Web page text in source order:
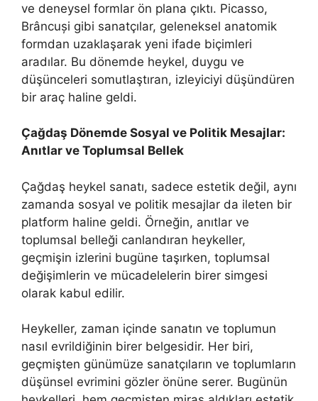
ve deneysel formlar ön plana çıktı. Picasso,
Brâncuși gibi sanatçılar, geleneksel anatomik
formdan uzaklaşarak yeni ifade biçimleri
aradılar. Bu dönemde heykel, duygu ve
düşünceleri somutlaştıran, izleyiciyi düşündüren
bir araç haline geldi.
Çağdaş Dönemde Sosyal ve Politik Mesajlar:
Anıtlar ve Toplumsal Bellek
Çağdaş heykel sanatı, sadece estetik değil, aynı
zamanda sosyal ve politik mesajlar da ileten bir
platform haline geldi. Örneğin, anıtlar ve
toplumsal belleği canlandıran heykeller,
geçmişin izlerini bugüne taşırken, toplumsal
değişimlerin ve mücadelelerin birer simgesi
olarak kabul edilir.
Heykeller, zaman içinde sanatın ve toplumun
nasıl evrildiğinin birer belgesidir. Her biri,
geçmişten günümüze sanatçıların ve toplumların
düşünsel evrimini gözler önüne serer. Bugünün